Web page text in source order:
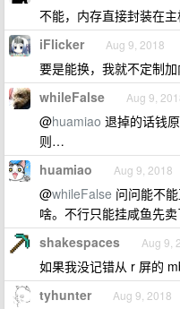
不能，内存直接封装在主
iFlicker Aug 9, 2018
要是能换，我就不定制
whileFalse Aug 9,
@huamiao 退掉的话钱
则…
huamiao Aug 9, 2018
@whileFalse 问问能不
啥。不行只能挂咸鱼先卖
shakespaces Aug 9,
如果我没记错从 r 屏的
tyhunter Aug 9, 2018